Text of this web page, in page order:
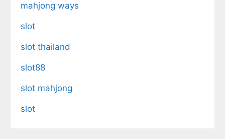
mahjong ways
slot
slot thailand
slot88
slot mahjong
slot